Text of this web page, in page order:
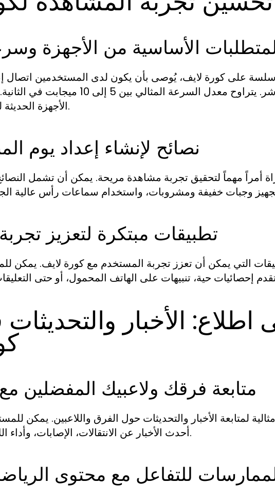
الأساسية من الأجهزة
على كورة لايف، يُوصى بأن يكون لدى المستخدمين اتصال
وأجهزة تدعم البث المباشر. يتراوح معدل السرعة
الأجهزة الحديثة لضمان جودة الصورة.
نصائح لإنشاء إعداد يوم
أمراً مهماً لتحقيق تجربة مشاهدة مريحة. يمكن أن تشمل
تطبيقات مبتكرة لتعزيز
التي يمكن أن تعزز تجربة المستخدم مع كورة لايف. يمكن
اطلاع: الأخبار
متابعة فرقك ولاعبيك المفضلين
لمتابعة الأخبار والتحديثات حول الفرق واللاعبين. يمكن
أحدث الأخبار عن الانتقالات، الإصابات، وأداء اللاعبين في المباريات.
للتفاعل مع محتوى